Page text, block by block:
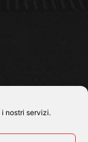
nostri servizi.